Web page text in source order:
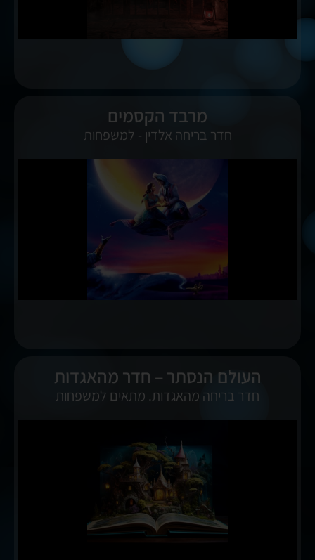
מרבד הקסמים
חדר בריחה אלדין - למשפחות
העולם הנסתר – חדר מהאגדות
חדר בריחה מהאגדות. מתאים למשפחות